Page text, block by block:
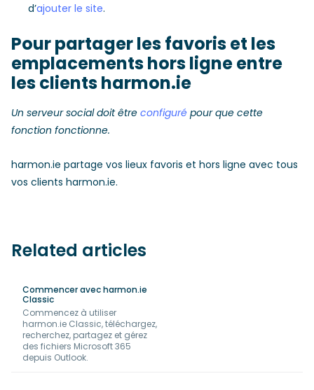
d’ajouter le site.
Pour partager les favoris et les
emplacements hors ligne entre
les clients harmon.ie
Un serveur social doit être configuré pour que cette
fonction fonctionne.
harmon.ie partage vos lieux favoris et hors ligne avec tous
vos clients harmon.ie.
Related articles
Commencer avec harmon.ie
Classic
Commencez à utiliser
harmon.ie Classic, téléchargez,
recherchez, partagez et gérez
des fichiers Microsoft 365
depuis Outlook.